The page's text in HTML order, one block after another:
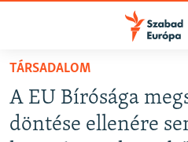
Akadálymentes
Ugrás
fő
oldalra
AKTUÁLIS
TÁRSADALOM
A EU Bírósága
döntése ellenére